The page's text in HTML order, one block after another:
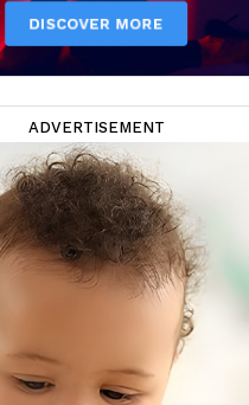
ADVERTISEMENT